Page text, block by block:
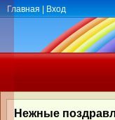
Главная Вход
Нежные